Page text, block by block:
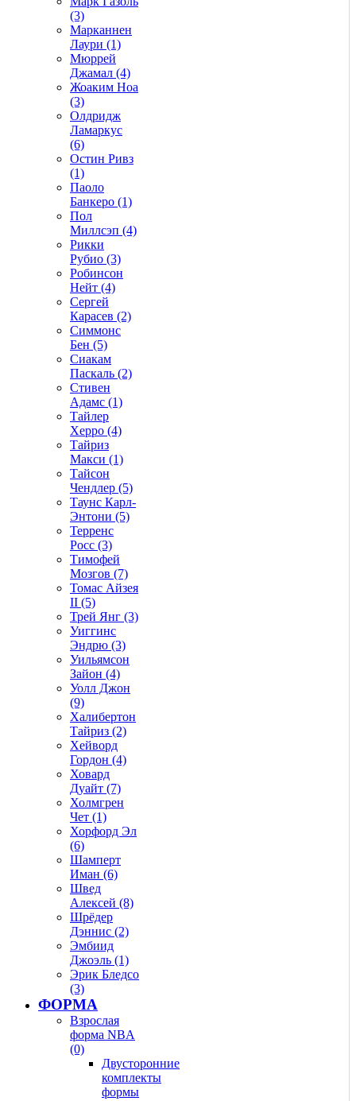
(3)
Марканнен
Лаури (1)
Мюррей
Джамал (4)
Жоаким Ноа
(3)
Олдридж
Ламаркус
(6)
Остин Ривз
(1)
Паоло
Банкеро (1)
Пол
Миллсэп (4)
Рикки
Рубио (3)
Робинсон
Нейт (4)
Сергей
Карасев (2)
Симмонс
Бен (5)
Сиакам
Паскаль (2)
Стивен
Адамс (1)
Тайлер
Херро (4)
Тайриз
Макси (1)
Тайсон
Чендлер (5)
Таунс Карл-
Энтони (5)
Терренс
Росс (3)
Тимофей
Мозгов (7)
Томас Айзея
II (5)
Трей Янг (3)
Уиггинс
Эндрю (3)
Уильямсон
Зайон (4)
Уолл Джон
(9)
Халибертон
Тайриз (2)
Хейворд
Гордон (4)
Ховард
Дуайт (7)
Холмгрен
Чет (1)
Хорфорд Эл
(6)
Шамперт
Иман (6)
Швед
Алексей (8)
Шрёдер
Дэннис (2)
Эмбиид
Джоэль (1)
Эрик Бледсо
(3)
ФОРМА
Взрослая
форма NBA
(0)
Двусторонние
комплекты
формы